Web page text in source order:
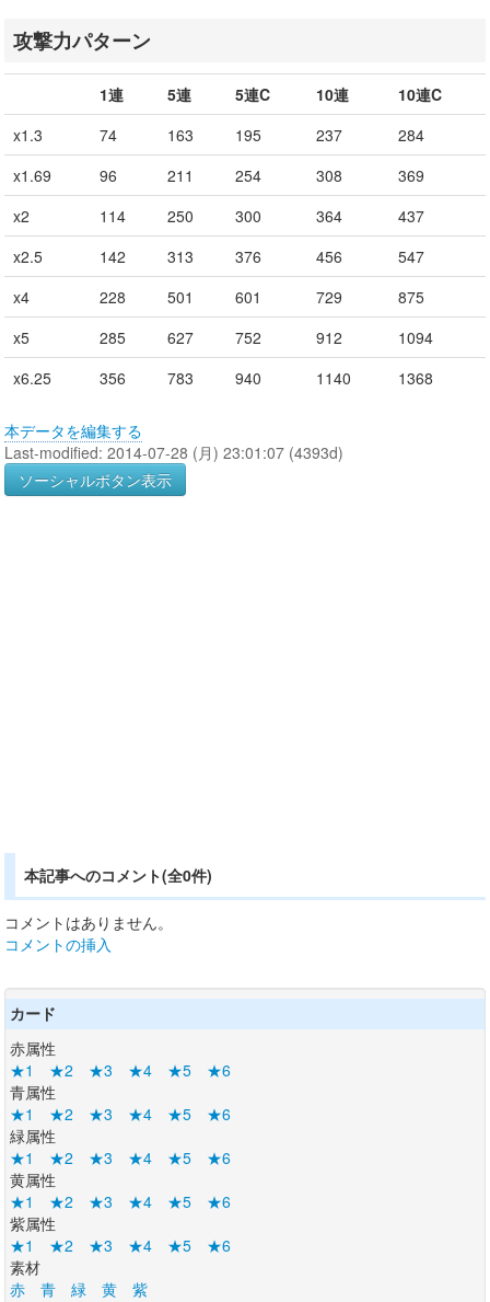
攻撃力パターン
1連 5連 5連C 10連
10連C
x1.3
74 163 195 237
284
x1.69
96 211 254 308
369
x2
114 250 300 364
437
x2.5
142 313 376 456
547
x4
228 501 601 729
875
x5
285 627 752 912
1094
x6.25
356 783 940 1140 1368
本データを編集する
Last-modified: 2014-07-28 (月) 23:01:07 (4393d)
ソーシャルボタン表示
本記事へのコメント(全0件)
コメントはありません。
コメントの挿入
カード
赤属性
★1
★2 ★3 ★4 ★5
★6
青属性
★1
★2 ★3 ★4 ★5
★6
緑属性
★1
★2 ★3 ★4 ★5
★6
黄属性
★1
★2 ★3 ★4 ★5
★6
紫属性
★1
★2 ★3 ★4 ★5
★6
素材
赤
青 緑 黄
紫